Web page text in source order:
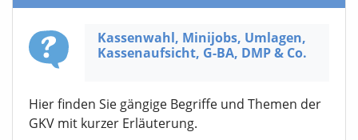
Kassenwahl, Minijobs, Umlagen,
Kassen­aufsicht, G-BA, DMP & Co.
Hier finden Sie gängige Begriffe und Themen der
GKV mit kurzer Erläuterung.